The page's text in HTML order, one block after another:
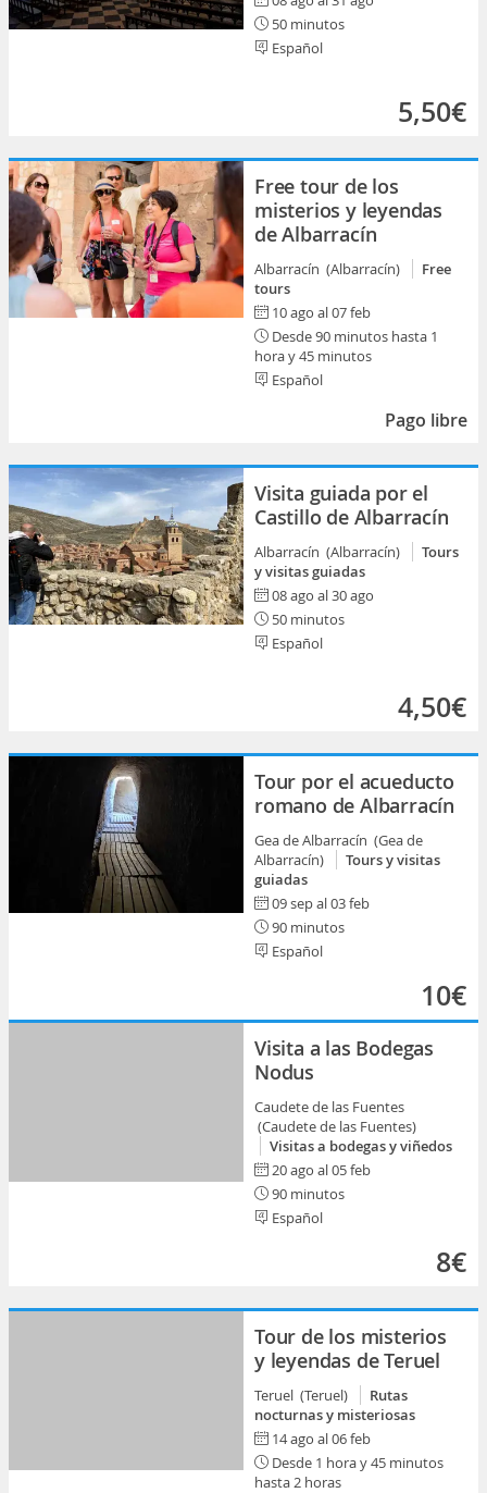
50 minutos
Español
5,50€
Free tour de los
misterios y leyendas
de Albarracín
Albarracín (Albarracín)
Free
tours
10 ago al 07 feb
Desde 90 minutos hasta 1
hora y 45 minutos
Español
Pago libre
Visita guiada por el
Castillo de Albarracín
Albarracín (Albarracín)
Tours
y visitas guiadas
08 ago al 30 ago
50 minutos
Español
4,50€
Tour por el acueducto
romano de Albarracín
Gea de Albarracín (Gea de
Albarracín)
Tours y visitas
guiadas
09 sep al 03 feb
90 minutos
Español
10€
Visita a las Bodegas
Nodus
Caudete de las Fuentes
(Caudete de las Fuentes)
Visitas a bodegas y viñedos
20 ago al 05 feb
90 minutos
Español
8€
Tour de los misterios
y leyendas de Teruel
Teruel (Teruel)
Rutas
nocturnas y misteriosas
14 ago al 06 feb
Desde 1 hora y 45 minutos
hasta 2 horas